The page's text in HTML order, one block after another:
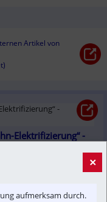
Artikel von
Elektrifizierung“ -
in der
×
aufmerksam durch.